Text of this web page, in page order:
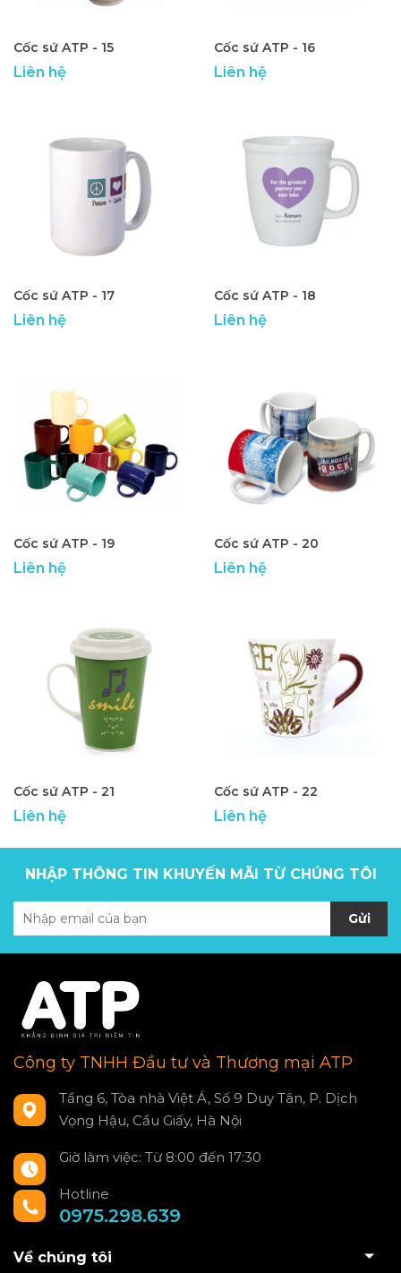
Cốc sứ ATP - 15
Liên hệ
Cốc sứ ATP - 16
Liên hệ
Cốc sứ ATP - 17
Liên hệ
Cốc sứ ATP - 18
Liên hệ
Cốc sứ ATP - 19
Liên hệ
Cốc sứ ATP - 20
Liên hệ
Cốc sứ ATP - 21
Liên hệ
Cốc sứ ATP - 22
Liên hệ
NHẬP THÔNG TIN KHUYẾN MÃI TỪ CHÚNG TÔI
Gửi
Công ty TNHH Đầu tư và Thương mại ATP
Tầng 6, Tòa nhà Việt Á, Số 9 Duy Tân, P. Dịch
Vọng Hậu, Cầu Giấy, Hà Nội
Giờ làm việc: Từ 8:00 đến 17:30
Hotline
0975.298.639
Về chúng tôi